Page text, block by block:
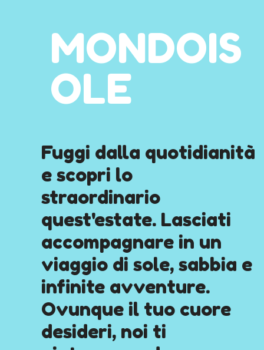
MONDOIS
OLE
Fuggi dalla quotidianità
e scopri lo
straordinario
quest'estate. Lasciati
accompagnare in un
viaggio di sole, sabbia e
infinite avventure.
Ovunque il tuo cuore
desideri, noi ti